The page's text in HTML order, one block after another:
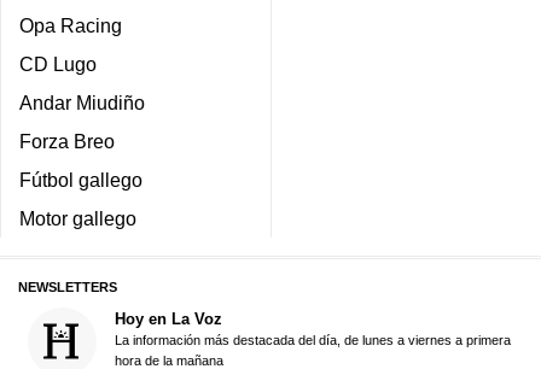
Opa Racing
CD Lugo
Andar Miudiño
Forza Breo
Fútbol gallego
Motor gallego
NEWSLETTERS
Hoy en La Voz
La información más destacada del día, de lunes a viernes a primera
hora de la mañana